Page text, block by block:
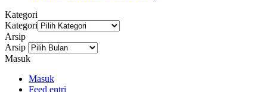
Kategori
Kategori
Arsip
Arsip
Masuk
Masuk
Feed entri